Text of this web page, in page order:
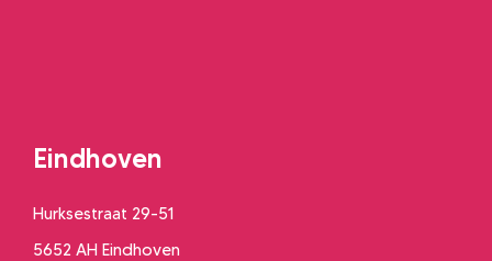
Eindhoven
Hurksestraat 29-51
5652 AH Eindhoven